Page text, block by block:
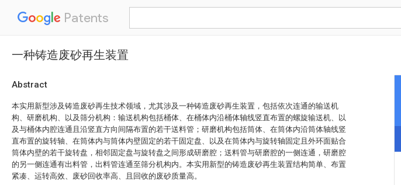
Patents
一种铸造废砂再生装置
Abstract
本实用新型涉及铸造废砂再生技术领域，尤其涉及一种铸造废砂再生装置，包括依次连通的输送机
构、研磨机构、以及筛分机构：输送机构包括桶体、在桶体内沿桶体轴线竖直布置的螺旋输送机、以
及与桶体内腔连通且沿竖直方向间隔布置的若干送料管；研磨机构包括筒体、在筒体内沿筒体轴线竖
直布置的旋转轴、在筒体内与筒体内壁固定的若干固定盘、以及在筒体内与旋转轴固定且外环面贴合
筒体内壁的若干旋转盘，相邻固定盘与旋转盘之间形成研磨腔；送料管与研磨腔的一侧连通，研磨腔
的另一侧连通有出料管，出料管连通至筛分机构内。本实用新型的铸造废砂再生装置结构简单、布置
紧凑、运转高效、废砂回收率高、且回收的废砂质量高。